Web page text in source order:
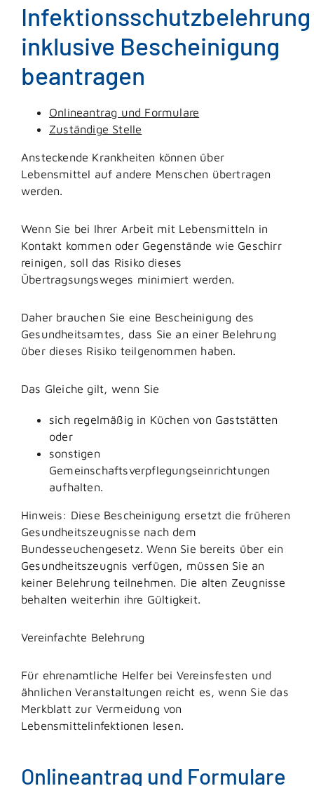
Infektionsschutzbelehrung
inklusive Bescheinigung
beantragen
Onlineantrag und Formulare
Zuständige Stelle
Ansteckende Krankheiten können über
Lebensmittel auf andere Menschen übertragen
werden.
Wenn Sie bei Ihrer Arbeit mit Lebensmitteln in
Kontakt kommen oder Gegenstände wie Geschirr
reinigen, soll das Risiko dieses
Übertragsungsweges minimiert werden.
Daher brauchen Sie eine Bescheinigung des
Gesundheitsamtes, dass Sie an einer Belehrung
über dieses Risiko teilgenommen haben.
Das Gleiche gilt, wenn Sie
sich regelmäßig in Küchen von Gaststätten
oder
sonstigen
Gemeinschaftsverpflegungseinrichtungen
aufhalten.
Hinweis: Diese Bescheinigung ersetzt die früheren
Gesundheitszeugnisse nach dem
Bundesseuchengesetz. Wenn Sie bereits über ein
Gesundheitszeugnis verfügen, müssen Sie an
keiner Belehrung teilnehmen. Die alten Zeugnisse
behalten weiterhin ihre Gültigkeit.
Vereinfachte Belehrung
Für ehrenamtliche Helfer bei Vereinsfesten und
ähnlichen Veranstaltungen reicht es, wenn Sie das
Merkblatt zur Vermeidung von
Lebensmittelinfektionen lesen.
Onlineantrag und Formulare